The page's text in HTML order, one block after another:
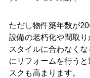
ただし物件築年数が20
設備の老朽化や間取
スタイルに合わなく
にリフォームを行うと
スクも高まります。